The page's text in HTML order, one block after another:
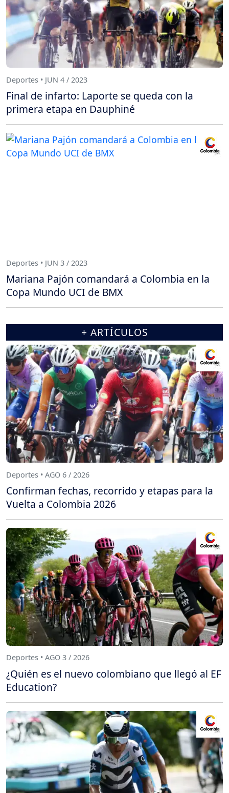
Deportes • JUN 4 / 2023
Final de infarto: Laporte se queda con la
primera etapa en Dauphiné
Deportes • JUN 3 / 2023
Mariana Pajón comandará a Colombia en la
Copa Mundo UCI de BMX
+ ARTÍCULOS
Deportes • AGO 6 / 2026
Confirman fechas, recorrido y etapas para la
Vuelta a Colombia 2026
Deportes • AGO 3 / 2026
¿Quién es el nuevo colombiano que llegó al EF
Education?